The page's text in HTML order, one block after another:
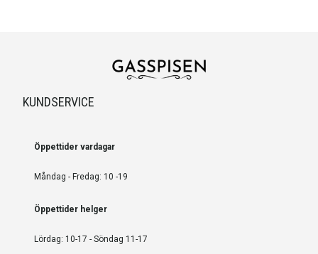
KUNDSERVICE
Öppettider vardagar
Måndag - Fredag: 10 -19
Öppettider helger
Lördag: 10-17 - Söndag 11-17